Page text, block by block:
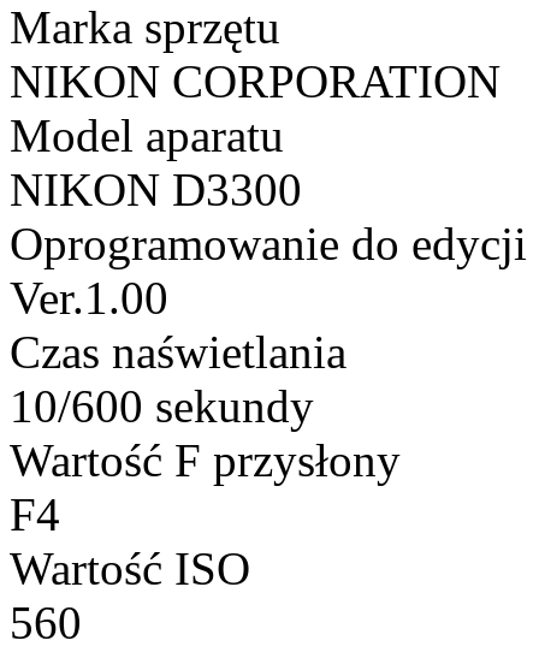
Marka sprzętu
NIKON CORPORATION
Model aparatu
NIKON D3300
Oprogramowanie do edycji
Ver.1.00
Czas naświetlania
10/600 sekundy
Wartość F przysłony
F4
Wartość ISO
560